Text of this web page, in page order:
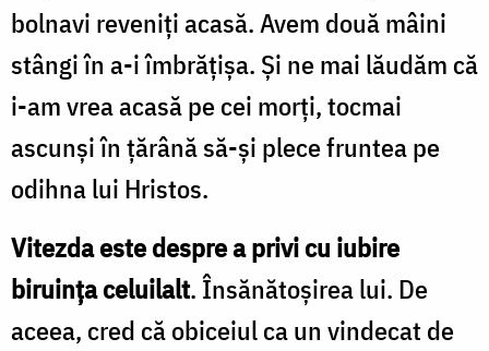
bolnavi reveniți acasă. Avem două mâini
stângi în a-i îmbrățișa. Și ne mai lăudăm că
i-am vrea acasă pe cei morți, tocmai
ascunși în țărână să-și plece fruntea pe
odihna lui Hristos.
Vitezda este despre a privi cu iubire
biruința celuilalt. Însănătoșirea lui. De
aceea, cred că obiceiul ca un vindecat de